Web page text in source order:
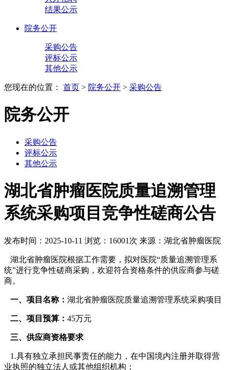
结果公示
院务公开
采购公告
评标公示
其他公示
您现在的位置： 首页 > 院务公开 > 采购公告
院务公开
采购公告
评标公示
其他公示
湖北省肿瘤医院质量追溯管理
系统采购项目竞争性磋商公告
发布时间：2025-10-11 浏览：16001次 来源：湖北省肿瘤医院
湖北省肿瘤医院根据工作需要，拟对医院“质量追溯管理系
统”进行竞争性磋商采购，欢迎符合资格条件的供应商参与磋
商。
一、项目名称： 湖北省肿瘤医院质量追溯管理系统采购项目
二、项目预算： 45万元
三、供应商资格要求
1.具有独立承担民事责任的能力，在中国境内注册并取得营
业执照的独立法人或其他组织机构；